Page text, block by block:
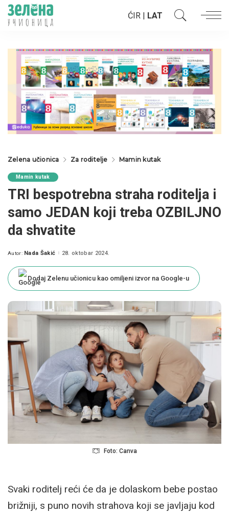
ĆIR | LAT
Zelena učionica Za roditelje Mamin kutak
Mamin kutak
TRI bespotrebna straha roditelja i
samo JEDAN koji treba OZBILJNO
da shvatite
Posted
Autor: Nada Šakić 28. oktobar 2024.
Dodaj Zelenu učionicu kao omiljeni izvor na Google-u
Foto: Canva
Svaki roditelj reći će da je dolaskom bebe postao
brižniji, s puno novih strahova koji se javljaju kod